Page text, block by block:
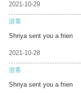
2021-10-29
游客
Shriya sent you a frien
2021-10-28
游客
Shriya sent you a frien